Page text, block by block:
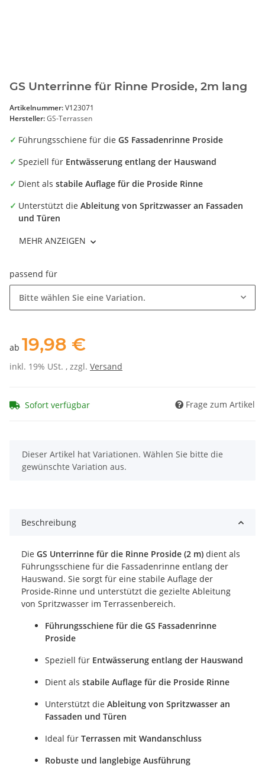
GS Unterrinne für Rinne Proside, 2m lang
Artikelnummer:V123071
Hersteller:GS-Terrassen
Führungsschiene für die GS Fassadenrinne Proside
Speziell für Entwässerung entlang der Hauswand
Dient als stabile Auflage für die Proside Rinne
Unterstützt die Ableitung von Spritzwasser an Fassaden
und Türen
Ideal fürTerrassen mit Wandanschluss
Länge: 2 Meter
MEHR ANZEIGEN
passend für
Bitte wählen Sie eine Variation.
ab 19,98 €
inkl. 19% USt. , zzgl. Versand
Sofort verfügbar Frage zum Artikel
x
Dieser Artikel hat Variationen. Wählen Sie bitte die
gewünschte Variation aus.
Beschreibung
Die GS Unterrinne für die Rinne Proside (2 m) dient als
Führungsschiene für die Fassadenrinne entlang der
Hauswand. Sie sorgt für eine stabile Auflage der
Proside-Rinne und unterstützt die gezielte Ableitung
von Spritzwasser im Terrassenbereich.
Führungsschiene für die GS Fassadenrinne
Proside
Speziell für Entwässerung entlang der Hauswand
Dient als stabile Auflage für die Proside Rinne
Unterstützt die Ableitung von Spritzwasser an
Fassaden und Türen
Ideal für Terrassen mit Wandanschluss
Robuste und langlebige Ausführung